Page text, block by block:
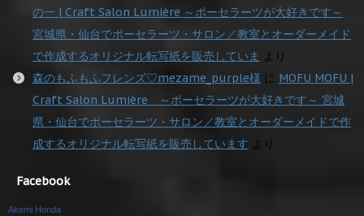
の一 | Craft Salon Lumière ～ポーセラーツが大好きです～
宮城県・仙台でポーセラーツ・サロン／教室とオーダーメイド
で作成するオリジナル転写紙を販売していま より
森のもふもふフレンズ♡mezame_purple様 に MOFU MOFU |
Craft Salon Lumière ～ポーセラーツが大好きです～ 宮城
県・仙台でポーセラーツ・サロン／教室とオーダーメイドで作
成するオリジナル転写紙を販売しています より
Facebook
Akemi Honda